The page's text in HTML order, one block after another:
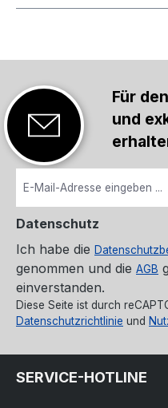
Für
und
Datenschutz
Ich habe die
genommen und die AGB
einverstanden.
Diese Seite ist durch
Datenschutzrichtlinie und
SERVICE-HOTLINE